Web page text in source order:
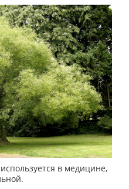
в медицине,